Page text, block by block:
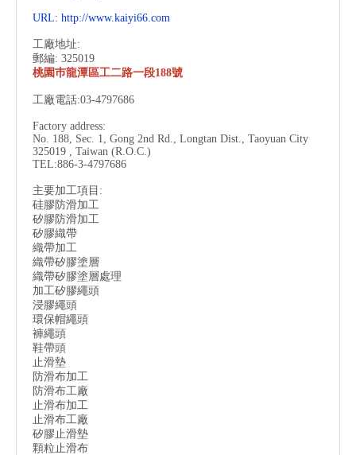
URL: http://www.kaiyi66.com
工廠地址:
郵編: 325019
桃園巿龍潭區工二路一段188號
工廠電話:03-4797686
Factory address:
No. 188, Sec. 1, Gong 2nd Rd., Longtan Dist., Taoyuan City
325019 , Taiwan (R.O.C.)
TEL:886-3-4797686
主要加工項目:
硅膠防滑加工
矽膠防滑加工
矽膠織帶
織帶加工
織帶矽膠塗層
織帶矽膠塗層處理
加工矽膠繩頭
浸膠繩頭
環保帽繩頭
褲繩頭
鞋帶頭
止滑墊
防滑布加工
防滑布工廠
止滑布加工
止滑布工廠
矽膠止滑墊
顆粒止滑布